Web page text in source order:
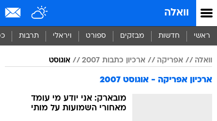
וואלה
ראשי חדשות מבזקים ספורט ויראלי תרבות
וואלה אפריקה ארכיון כתבות 2007 אוגוסט
ארכיון אפריקה - אוגוסט 2007
מובארק: אני יודע מי עומד
מאחורי השמועות על מותי